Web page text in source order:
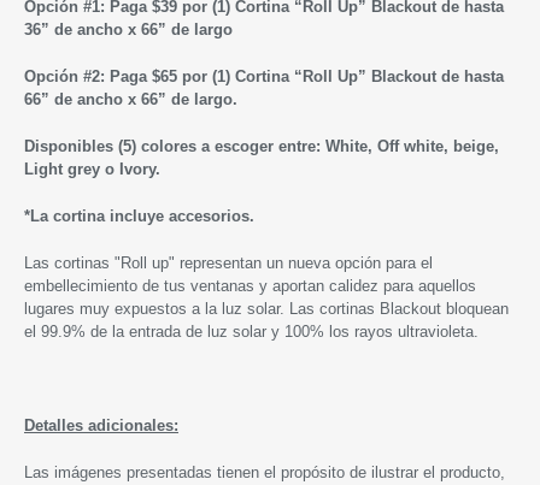
Opción #1: Paga $39 por (1) Cortina “Roll Up” Blackout de hasta
36” de ancho x 66” de largo
Opción #2: Paga $65 por (1) Cortina “Roll Up” Blackout de hasta
66” de ancho x 66” de largo.
Disponibles (5) colores a escoger entre: White, Off white, beige,
Light grey o Ivory.
*La cortina incluye accesorios.
Las cortinas "Roll up" representan un nueva opción para el
embellecimiento de tus ventanas y aportan calidez para aquellos
lugares muy expuestos a la luz solar. Las cortinas Blackout bloquean
el 99.9% de la entrada de luz solar y 100% los rayos ultravioleta.
Detalles adicionales:
Las imágenes presentadas tienen el propósito de ilustrar el producto,